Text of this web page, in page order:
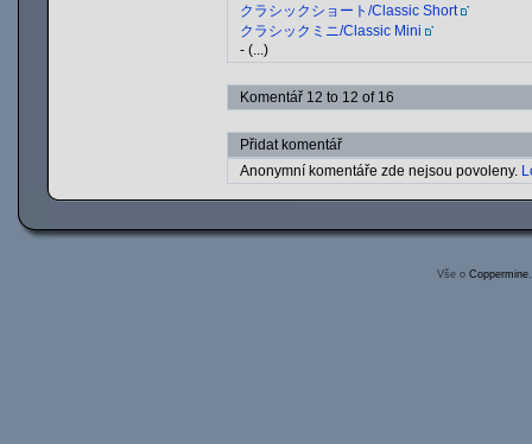
クラシックショート/Classic Short
クラシックミニ/Classic Mini
- (...)
Komentář 12 to 12 of 16
Přidat komentář
Anonymní komentáře zde nejsou povoleny.
Vše o Coppermine